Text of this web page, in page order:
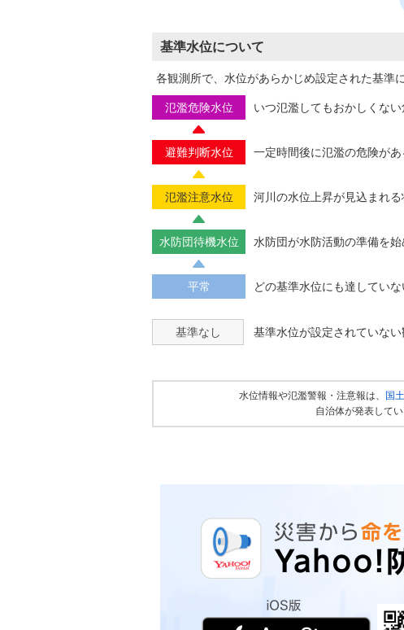
基準水位について
各観測所で、水位があらかじめ設定された基準
氾濫危険水位 いつ氾濫してもおかしくな
避難判断水位 一定時間後に氾濫の危険があ
氾濫注意水位 河川の水位上昇が見込まれ
水防団待機水位 水防団が水防活動の準備を始
平常 どの基準水位にも達していな
基準なし 基準水位が設定されていない
水位情報や氾濫警報・注意報は、 国
自治体が発表して